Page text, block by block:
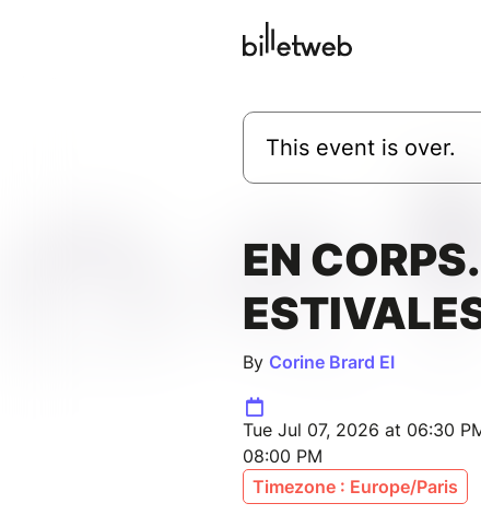
This event is over.
EN
By Corine Brard EI
Tue Jul 07, 2026 at 06:30
08:00 PM
Timezone : Europe/Paris